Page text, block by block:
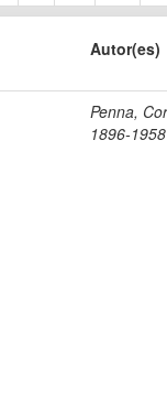
Autor(es)
Penna,
1896-1958